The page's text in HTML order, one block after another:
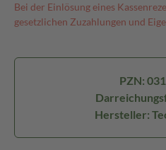
Bei der Einlösung eines
gesetzlichen Zuzahlungen und
PZN:
Hersteller: